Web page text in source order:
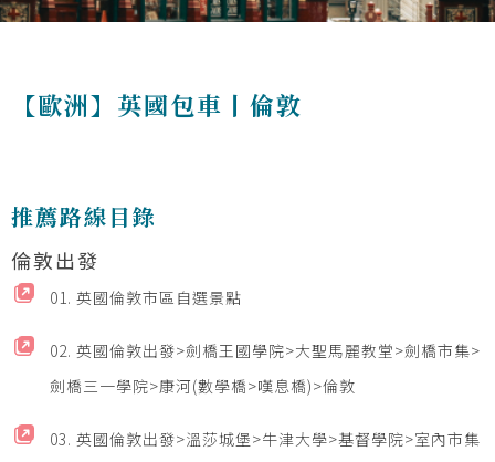
【歐洲】英國包車丨倫敦
推薦路線目錄
倫敦出發
01. 英國倫敦市區自選景點
02. 英國倫敦出發>劍橋王國學院>大聖馬麗教堂>劍橋市集>
劍橋三一學院>康河(數學橋>嘆息橋)>倫敦
03. 英國倫敦出發>溫莎城堡>牛津大學>基督學院>室內市集